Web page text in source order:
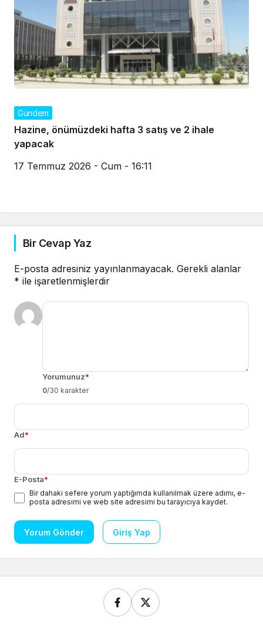
Gündem
Hazine, önümüzdeki hafta 3 satış ve 2 ihale
yapacak
17 Temmuz 2026 - Cum - 16:11
Bir Cevap Yaz
E-posta adresiniz yayınlanmayacak. Gerekli alanlar
* ile işaretlenmişlerdir
Yorumunuz*
0/30 karakter
Ad*
E-Posta*
Bir dahaki sefere yorum yaptığımda kullanılmak üzere adımı, e-
posta adresimi ve web site adresimi bu tarayıcıya kaydet.
Yorum Gönder Giriş Yap